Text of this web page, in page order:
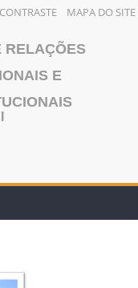
MAPA DO SITE
RELAÇÕES
E